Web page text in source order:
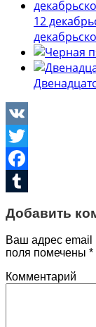
12
VK
Twitter
Facebook
Добавить
Ваш адрес email
поля помечены *
Комментарий